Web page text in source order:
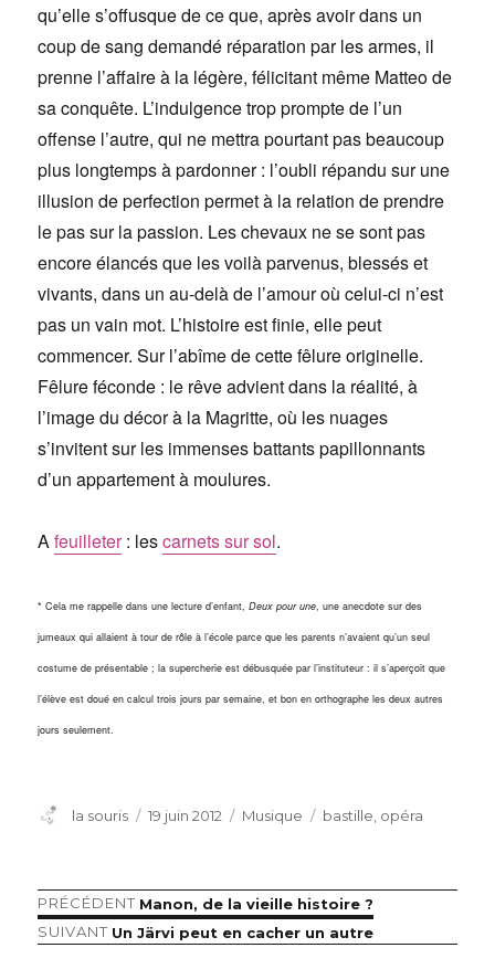
qu’elle s’offusque de ce que, après avoir dans un
coup de sang demandé réparation par les armes, il
prenne l’affaire à la légère, félicitant même Matteo de
sa conquête. L’indulgence trop prompte de l’un
offense l’autre, qui ne mettra pourtant pas beaucoup
plus longtemps à pardonner : l’oubli répandu sur une
illusion de perfection permet à la relation de prendre
le pas sur la passion. Les chevaux ne se sont pas
encore élancés que les voilà parvenus, blessés et
vivants, dans un au-delà de l’amour où celui-ci n’est
pas un vain mot. L’histoire est finie, elle peut
commencer. Sur l’abîme de cette fêlure originelle.
Fêlure féconde : le rêve advient dans la réalité, à
l’image du décor à la Magritte, où les nuages
s’invitent sur les immenses battants papillonnants
d’un appartement à moulures.
Afeuilleter: lescarnets sur sol.
* Cela me rappelle dans une lecture d’enfant,Deux pour une, une anecdote sur des
jumeaux qui allaient à tour de rôle à l’école parce que les parents n’avaient qu’un seul
costume de présentable ; la supercherie est débusquée par l’instituteur : il s’aperçoit que
l’élève est doué en calcul trois jours par semaine, et bon en orthographe les deux autres
jours seulement.
Auteur
la souris
Publié
19 juin 2012 Catégories
Musique Étiquettes
bastille opéra
Navigation
PRÉCÉDENT Article
précédent :
Manon, de la vieille histoire ?
SUIVANT Article
Un Järvi peut en cacher un autre